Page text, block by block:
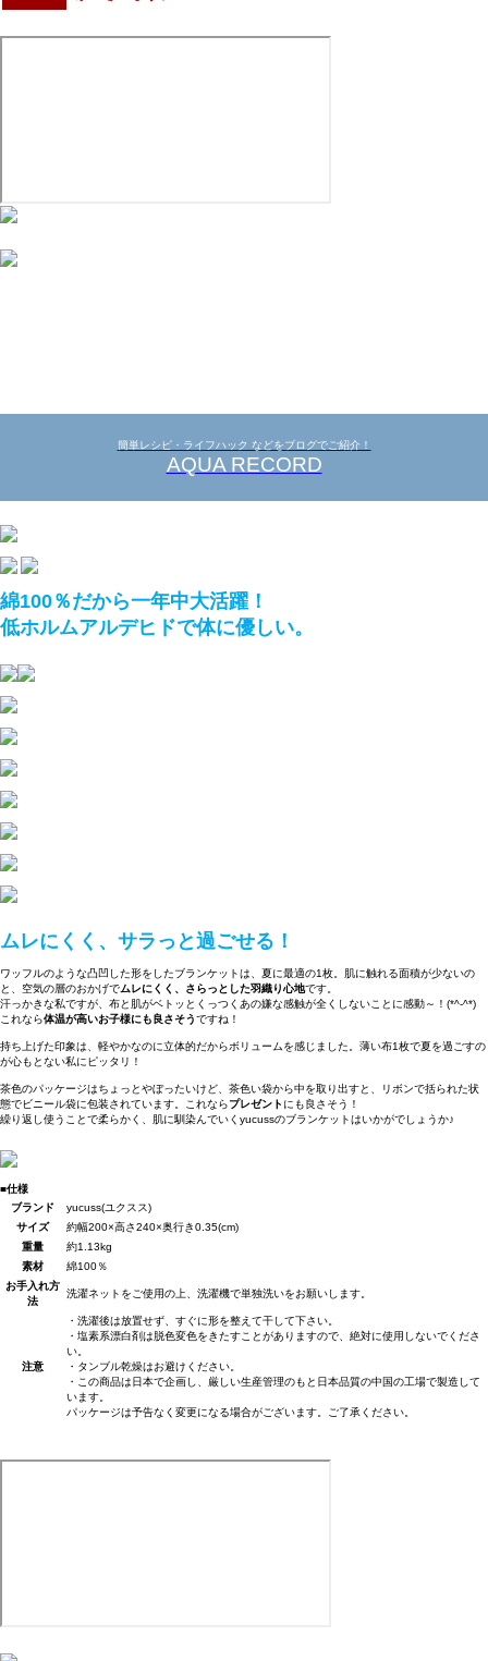
簡単レシピ・ライフハック などをブログでご紹介！
AQUA RECORD
綿100％だから一年中大活躍！
低ホルムアルデヒドで体に優しい。
ムレにくく、サラっと過ごせる！
ワッフルのような凸凹した形をしたブランケットは、夏に最適の1枚。肌に触れる面積が少ないの
と、空気の層のおかげでムレにくく、さらっとした羽織り心地です。
汗っかきな私ですが、布と肌がベトッとくっつくあの嫌な感触が全くしないことに感動～！(*^-^*)
これなら体温が高いお子様にも良さそうですね！
持ち上げた印象は、軽やかなのに立体的だからボリュームを感じました。薄い布1枚で夏を過ごすの
が心もとない私にピッタリ！
茶色のパッケージはちょっとやぼったいけど、茶色い袋から中を取り出すと、リボンで括られた状
態でビニール袋に包装されています。これならプレゼント にも良さそう！
繰り返し使うことで柔らかく、肌に馴染んでいくyucussのブランケットはいかがでしょうか♪
■仕様
ブランド
yucuss(ユクスス)
サイズ
約幅200×高さ240×奥行き0.35(cm)
重量
約1.13kg
素材
綿100％
お手入れ方
法
洗濯ネットをご使用の上、洗濯機で単独洗いをお願いします。
注意
・洗濯後は放置せず、すぐに形を整えて干して下さい。
・塩素系漂白剤は脱色変色をきたすことがありますので、絶対に使用しないでくださ
い。
・タンブル乾燥はお避けください。
・この商品は日本で企画し、厳しい生産管理のもと日本品質の中国の工場で製造して
います。
パッケージは予告なく変更になる場合がございます。ご了承ください。